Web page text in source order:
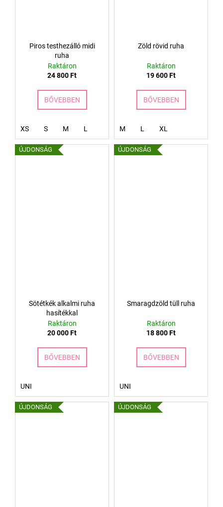
Piros testhezálló midi
ruha
Raktáron
24 800 Ft
BŐVEBBEN
XS S M L
Zöld rövid ruha
Raktáron
19 600 Ft
BŐVEBBEN
M L XL
ÚJDONSÁG
Sötétkék alkalmi ruha
hasítékkal
Raktáron
20 000 Ft
BŐVEBBEN
UNI
ÚJDONSÁG
Smaragdzöld tüll ruha
Raktáron
18 800 Ft
BŐVEBBEN
UNI
ÚJDONSÁG ÚJDONSÁG